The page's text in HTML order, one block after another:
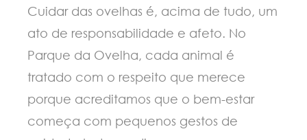
Cuidar das ovelhas é, acima de tudo, um
ato de responsabilidade e afeto. No
Parque da Ovelha, cada animal é
tratado com o respeito que merece
porque acreditamos que o bem-estar
começa com pequenos gestos de